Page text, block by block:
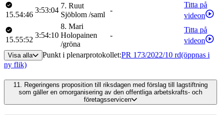
15.54:46
3:53:04
7. Ruut
Sjöblom /saml
-
Titta på
videon
15.55:52
3:54:10
8. Mari
Holopainen
/gröna
-
Titta på
videon
Visa alla Punkt i plenarprotokollet:PR 173/2022/10 rd(öppnas i
ny flik)
11. Regeringens proposition till riksdagen med förslag till lagstiftning
som gäller en omorganisering av den offentliga arbetskrafts- och
företagsservicen